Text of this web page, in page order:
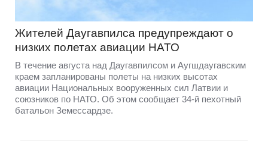
Жителей Даугавпилса предупреждают о
низких полетах авиации НАТО
В течение августа над Даугавпилсом и Аугшдаугавским
краем запланированы полеты на низких высотах
авиации Национальных вооруженных сил Латвии и
союзников по НАТО. Об этом сообщает 34-й пехотный
батальон Земессардзе.